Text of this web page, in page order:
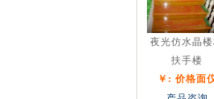
夜光仿水晶
扶手楼
￥: 价格面